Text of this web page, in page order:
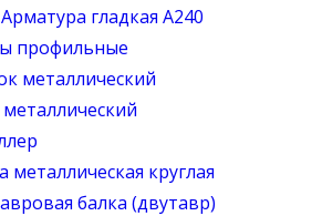
Арматура гладкая А240
профильные
металлический
металлическая круглая
балка (двутавр)